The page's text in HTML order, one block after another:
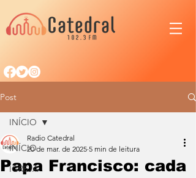
Post
INÍCIO
IGREJA
INÍCIO
Papa Francisco: cada
Radio Catedral
20 de mar. de 2025 5 min de leitura